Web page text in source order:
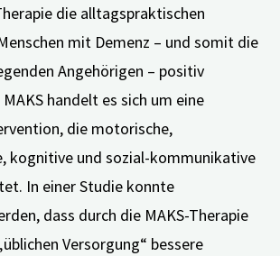
die alltagspraktischen
mit Demenz – und somit die
Angehörigen – positiv
handelt es sich um eine
die motorische,
kognitive und sozial-kommunikative
In einer Studie konnte
dass durch die MAKS-Therapie
Versorgung“ bessere